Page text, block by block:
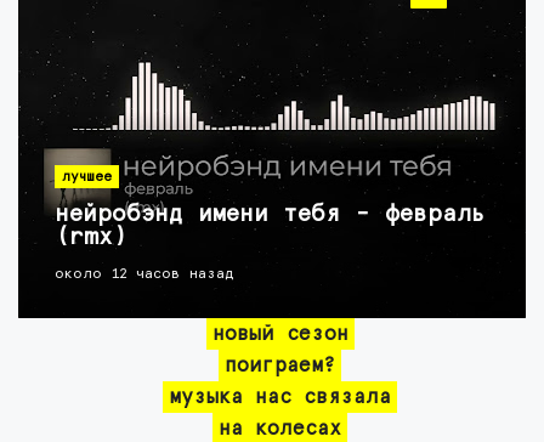
лучшее
нейробэнд имени тебя - февраль
(rmx)
около 12 часов назад
новый сезон
поиграем?
музыка нас связала
на колесах